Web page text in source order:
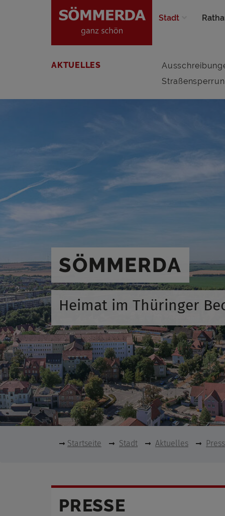
Stadt
AKTUELLES
SÖMMERDA
Heimat im Thüringer
Startseite Stadt Aktuelles
PRESSE